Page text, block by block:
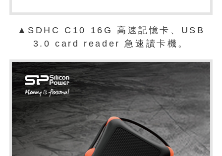
▲ SDHC C10 16G 高速記憶卡、USB
3.0 card reader 急速讀卡機。